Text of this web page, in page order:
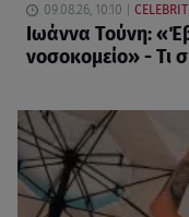
09.08.26, 10:10
Ιωάννα Τούνη:
νοσοκομείο» - Τι